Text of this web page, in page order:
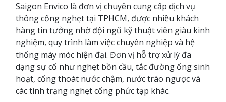
Saigon Envico là đơn vị chuyên cung cấp dịch vụ
thông cống nghẹt tại TPHCM, được nhiều khách
hàng tin tưởng nhờ đội ngũ kỹ thuật viên giàu kinh
nghiệm, quy trình làm việc chuyên nghiệp và hệ
thống máy móc hiện đại. Đơn vị hỗ trợ xử lý đa
dạng sự cố như nghẹt bồn cầu, tắc đường ống sinh
hoạt, cống thoát nước chậm, nước trào ngược và
các tình trạng nghẹt cống phức tạp khác.